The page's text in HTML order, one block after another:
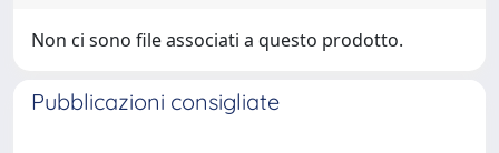
Non ci sono file associati a questo prodotto.
Pubblicazioni consigliate